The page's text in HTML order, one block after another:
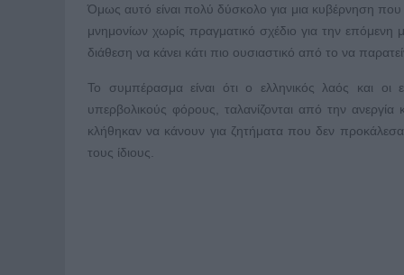
Όμως αυτό είναι πολύ δύσκολο για μια κυβέρνηση
μνημονίων χωρίς πραγματικό σχέδιο για την επόμενη
διάθεση να κάνει κάτι πιο ουσιαστικό από το να
Το συμπέρασμα είναι ότι ο ελληνικός λαός και οι
υπερβολικούς φόρους, ταλανίζονται από την
κλήθηκαν να κάνουν για ζητήματα που δεν
τους ίδιους.